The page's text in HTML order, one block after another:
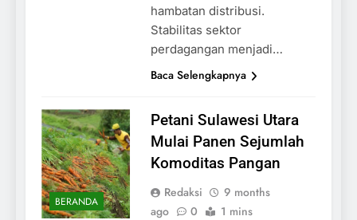
hambatan distribusi.
Stabilitas sektor
perdagangan menjadi…
Baca Selengkapnya
BERANDA
Petani Sulawesi Utara
Mulai Panen Sejumlah
Komoditas Pangan
Redaksi
9 months
ago
0 1 mins